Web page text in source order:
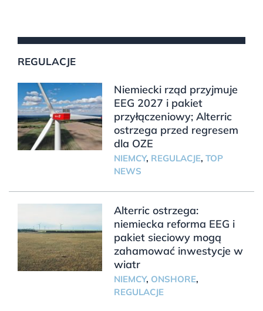
REGULACJE
Niemiecki rząd przyjmuje
EEG 2027 i pakiet
przyłączeniowy; Alterric
ostrzega przed regresem
dla OZE
NIEMCY, REGULACJE, TOP
NEWS
Alterric ostrzega:
niemiecka reforma EEG i
pakiet sieciowy mogą
zahamować inwestycje w
wiatr
NIEMCY, ONSHORE,
REGULACJE